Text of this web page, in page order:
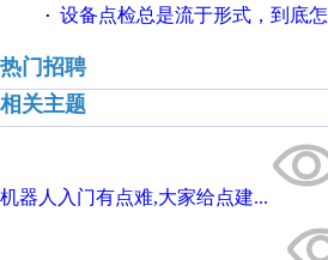
· 设备点检总是流于形式，到底怎么办？
热门招聘
相关主题
机器人入门有点难,大家给点建...